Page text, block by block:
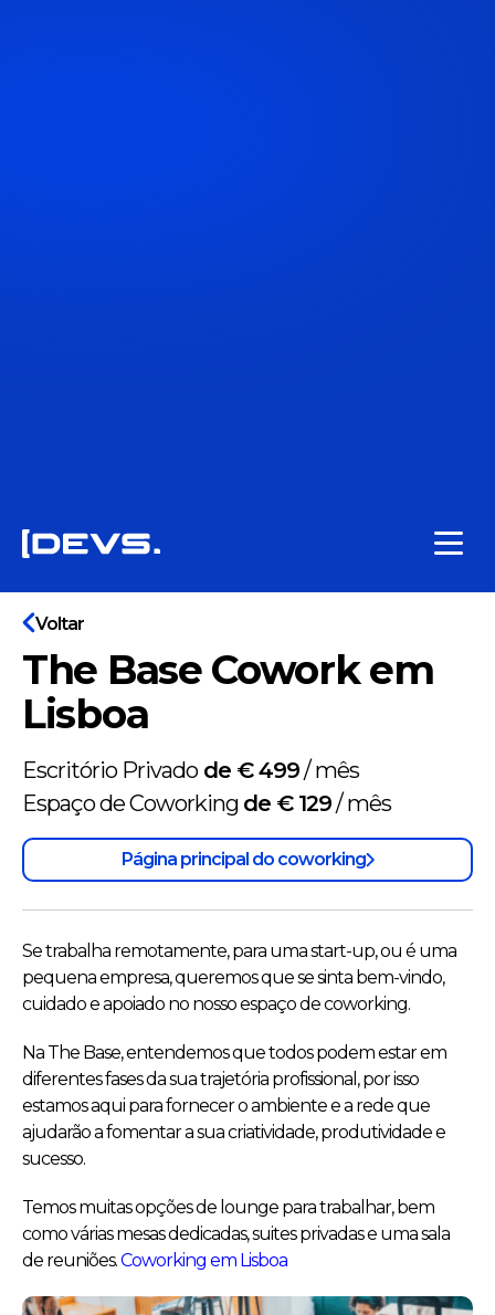
Voltar
The Base Cowork em
Lisboa
Escritório Privadode € 499/mês
Espaço de Coworking de € 129/mês
Página principal do coworking
Se trabalha remotamente, para uma start-up, ou é uma
pequena empresa, queremos que se sinta bem-vindo,
cuidado e apoiado no nosso espaço de coworking.
Na The Base, entendemos que todos podem estar em
diferentes fases da sua trajetória profissional, por isso
estamos aqui para fornecer o ambiente e a rede que
ajudarão a fomentar a sua criatividade, produtividade e
sucesso.
Temos muitas opções de lounge para trabalhar, bem
como várias mesas dedicadas, suites privadas e uma sala
de reuniões.Coworking em Lisboa